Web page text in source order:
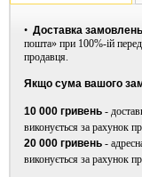
виробництві
на 65% менше
Склад тканини:
(Recycled), Друга
(Біорозкладний).
Вироблено:
• Доставка замовлень
пошта» при 100%-ій
продавця.
Якщо сума вашого
10 000 гривень-
виконується за рахунок
20 000 гривень-
виконується за рахунок